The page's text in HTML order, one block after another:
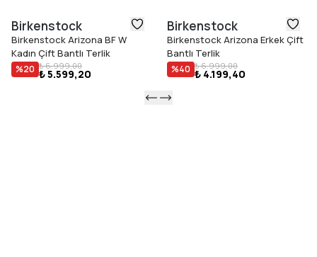
Birkenstock
Birkenstock Arizona BF W
Kadın Çift Bantlı Terlik
%20 ₺ 6.999,00
₺ 5.599,20
Birkenstock
Birkenstock Arizona Erkek Çift
Bantlı Terlik
%40 ₺ 6.999,00
₺ 4.199,40